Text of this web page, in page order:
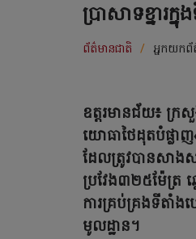
ប្រាសាទខ្នារក្នុ
ព័ត៌មានជាតិ / អ្នកយកព័
ឧត្តរមានជ័យ៖ ក្រ
យោធាថៃដុតបំផ្លាញ
ដែលត្រូវបានសាង
ប្រវែង៣២៥ម៉ែត្រ
ការគ្រប់គ្រងទីតាំ
មូលដ្ឋាន។